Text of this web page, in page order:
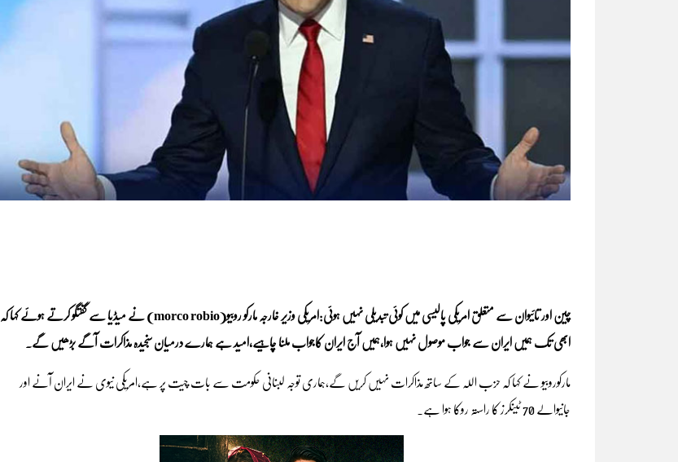
چین اور تائیوان سے متعلق امریکی پالیسی میں کوئی تبدیلی نہیں ہوئی:امریکی وزیر خارجہ مارکو روبیو(morco robio) نے میڈیا سے گفتگو کرتے ہوئے کہا کہ
ابھی تک ہمیں ایران سے جواب موصول نہیں ہوا،ہمیں آج ایران کاجواب ملنا چاہیے،امید ہے ہمارے درمیان سنجیدہ مذاکرات آگے بڑھیں گے۔
مارکوروبیو نے کہا کہ حزب اللہ کے ساتھ مذاکرات نہیں کریں گے،ہماری توجہ لبنانی حکومت سے بات چیت پر ہے،امریکی نیوی نے ایران آنے اور
جانیوالے 70 ٹینکرز کا راستہ روکا ہوا ہے۔